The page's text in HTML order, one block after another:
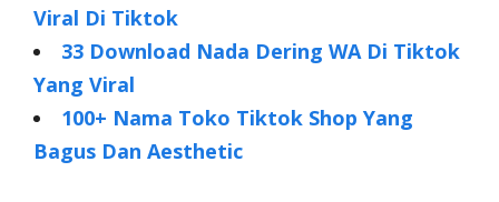
Viral Di Tiktok
33 Download Nada Dering WA Di Tiktok
Yang Viral
100+ Nama Toko Tiktok Shop Yang
Bagus Dan Aesthetic